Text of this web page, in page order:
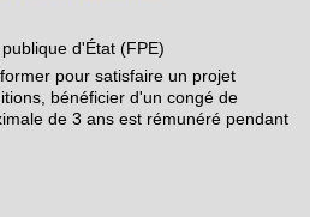
d'État (FPE)
pour satisfaire un projet
bénéficier d'un congé de
de 3 ans est rémunéré pendant